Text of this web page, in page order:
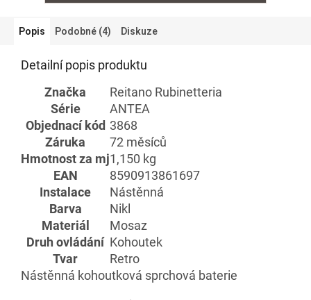
Popis Podobné (4) Diskuze
Detailní popis produktu
Značka
Reitano Rubinetteria
Série
ANTEA
Objednací kód 3868
Záruka
72 měsíců
Hmotnost za mj1,150 kg
EAN
8590913861697
Instalace
Nástěnná
Barva
Nikl
Materiál
Mosaz
Druh ovládání Kohoutek
Tvar
Retro
Nástěnná kohoutková sprchová baterie